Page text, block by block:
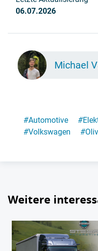
06.07.2026
Michael
#Automotive #
#Volkswagen #
Weitere